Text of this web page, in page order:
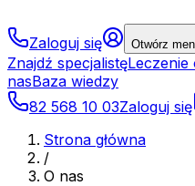
Zaloguj się Otwórz
Znajdź specjalistęLeczenie
nasBaza wiedzy
82 568 10 03Zaloguj się
Strona główna
/
O nas